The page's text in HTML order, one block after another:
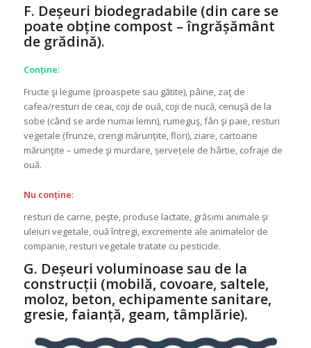
F. Deșeuri biodegradabile (din care se
poate obține compost – îngrășământ
de grădină).
Conține:
Fructe şi legume (proaspete sau gătite), pâine, zaţ de
cafea/resturi de ceai, coji de ouă, coji de nucă, cenuşă de la
sobe (când se arde numai lemn), rumeguş, fân şi paie, resturi
vegetale (frunze, crengi mărunţite, flori), ziare, cartoane
mărunţite – umede şi murdare, șervețele de hârtie, cofraje de
ouă.
Nu conține:
resturi de carne, peşte, produse lactate, grăsimi animale şi
uleiuri vegetale, ouă întregi, excremente ale animalelor de
companie, resturi vegetale tratate cu pesticide.
G. Deșeuri voluminoase sau de la
construcții (mobilă, covoare, saltele,
moloz, beton, echipamente sanitare,
gresie, faianță, geam, tâmplărie).